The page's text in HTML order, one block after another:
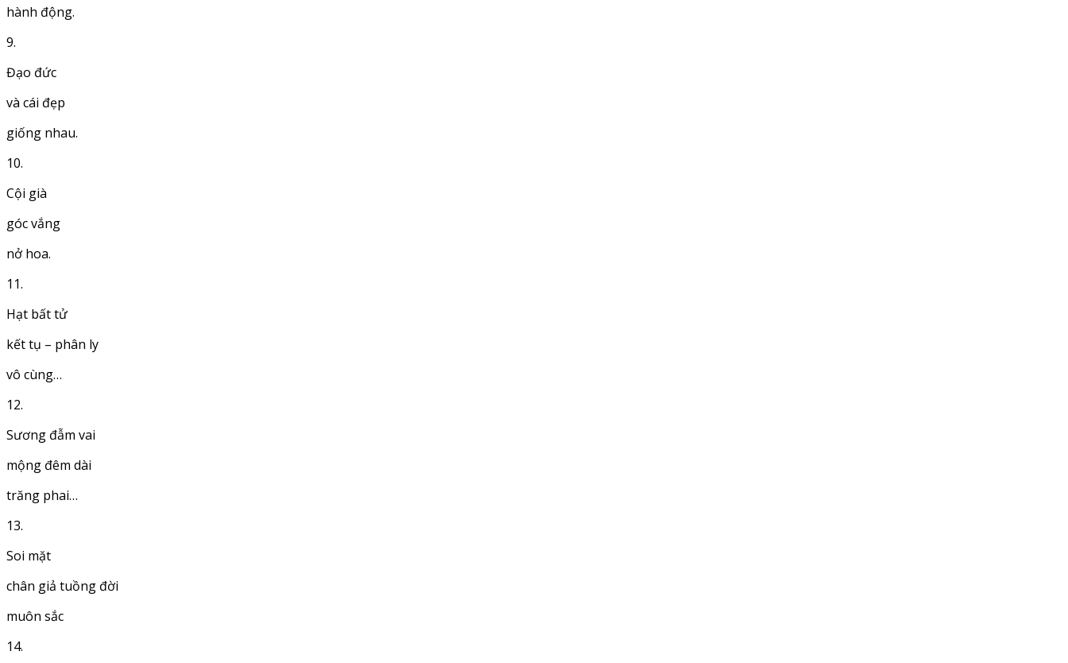
hành động.
9.
Đạo đức
và cái đẹp
giống nhau.
10.
Cội già
góc vắng
nở hoa.
11.
Hạt bất tử
kết tụ – phân ly
vô cùng…
12.
Sương đẫm vai
mộng đêm dài
trăng phai…
13.
Soi mặt
chân giả tuồng đời
muôn sắc
14.